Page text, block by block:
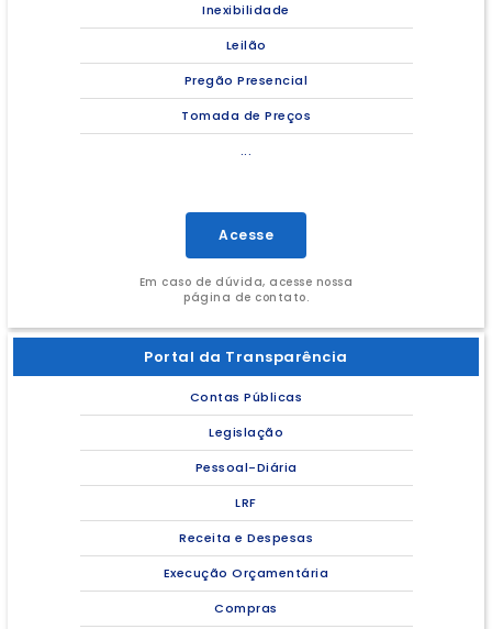
Inexibilidade
Leilão
Pregão Presencial
Tomada de Preços
...
Acesse
Em caso de dúvida, acesse nossa
página de contato.
Portal da Transparência
Contas Públicas
Legislação
Pessoal-Diária
LRF
Receita e Despesas
Execução Orçamentária
Compras